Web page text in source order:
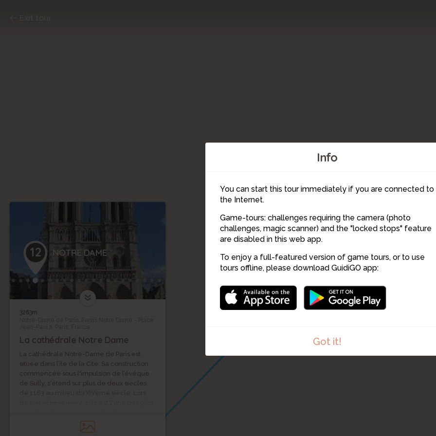
Info
You can start this tour immediately if you are connected to
the Internet.
Game-tours: challenges requiring the camera (photo
challenges, magic scanner) and the "locked stops" feature
are disabled in this web app.
To enjoy a full-featured version of game tours, or to use
tours offline, please download GuidiGO app:
Got it!
12
12 NOTRE DAME
3263m
La cathédrale Notre Dame
La cathédrale Notre-Dame de Paris est
située dans l’île de la Cité. Sa construction
commencée sous l'impulsion de l’évêque
de Sully, s'étend sur plus de deux siècles,
depuis l'origine l'un des monuments les
plus emblématiques de Paris. C'est sous ses